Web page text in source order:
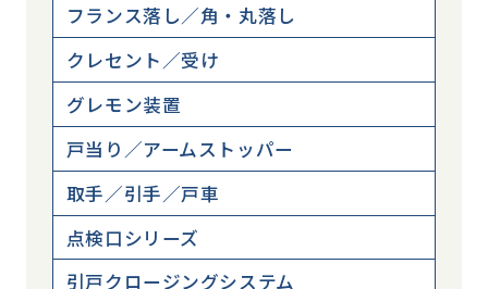
フランス落し／角・丸落し
クレセント／受け
グレモン装置
戸当り／アームストッパー
取手／引手／戸車
点検口シリーズ
引戸クロージングシステム